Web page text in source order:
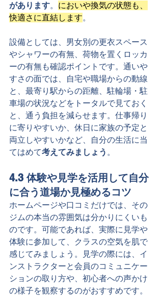
があります。 においや換気の状態も、
快適さに直結します。
設備としては、男女別の更衣スペース
やシャワーの有無、荷物を置くロッカ
ーの有無も確認ポイントです。通いや
すさの面では、自宅や職場からの動線
と、最寄り駅からの距離、駐輪場・駐
車場の状況などをトータルで見ておく
と、通う負担を減らせます。仕事帰り
に寄りやすいか、休日に家族の予定と
両立しやすいかなど、自分の生活に当
てはめて考えてみましょう 。
4.3 体験や見学を活用して自分
に合う道場か見極めるコツ
ホームページや口コミだけでは、その
ジムの本当の雰囲気は分かりにくいも
のです。可能であれば、実際に見学や
体験に参加して、クラスの空気を肌で
感じてみましょう。見学の際には、イ
ンストラクターと会員のコミュニケー
ションの取り方や、初心者への声かけ
の様子を観察するのがおすすめです。